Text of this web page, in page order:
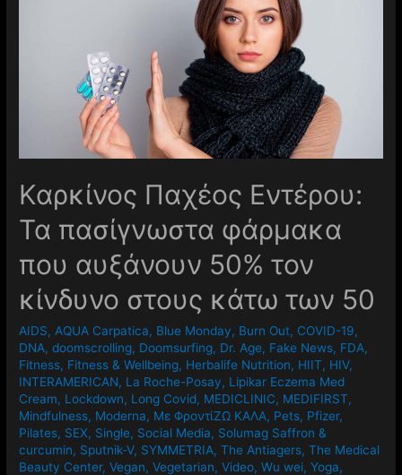
Καρκίνος Παχέος Εντέρου:
Τα πασίγνωστα φάρμακα
που αυξάνουν 50% τον
κίνδυνο στους κάτω των 50
AIDS, AQUA Carpatica, Blue Monday, Burn Out, COVID-19,
DNA,doomscrolling, Doomsurfing, Dr. Age, Fake News, FDA,
Fitness, Fitness & Wellbeing, Herbalife Nutrition, HIIT, HIV,
INTERAMERICAN, La Roche-Posay, Lipikar Eczema Med
Cream, Lockdown, Long Covid, MEDICLINIC, MEDIFIRST,
Mindfulness, Moderna, Mε ΦροντίΖΩ ΚΑΛΑ, Pets, Pfizer,
Pilates, SEX, Single, Social Media, Solumag Saffron &
curcumin, Sputnik-V, SYMMETRIA,The Antiagers,The Medical
Beauty Center,Vegan,Vegetarian,Video,Wu wei,Yoga,